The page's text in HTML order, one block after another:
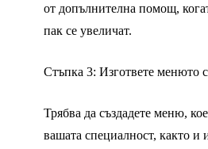
от допълнителна помощ,
пак се увеличат.
Стъпка 3: Изгответе менюто
Трябва да създадете меню,
вашата специалност, както и